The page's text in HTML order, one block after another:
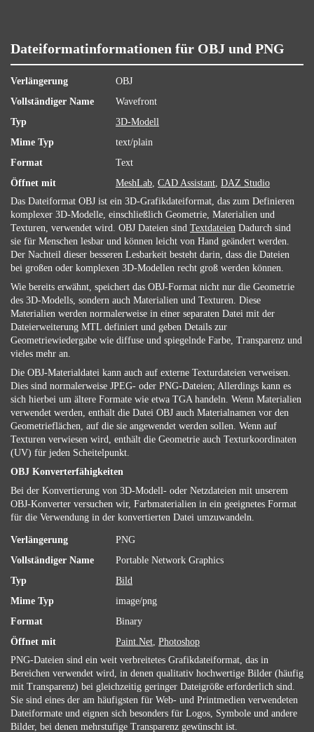
Dateiformatinformationen für OBJ und PNG
Verlängerung
OBJ
Vollständiger Name
Wavefront
Typ
3D-Modell
Mime Typ
text/plain
Format
Text
Öffnet mit
MeshLab, CAD Assistant, DAZ Studio
Das Dateiformat OBJ ist ein 3D-Grafikdateiformat, das zum Definieren
komplexer 3D-Modelle, einschließlich Geometrie, Materialien und
Texturen, verwendet wird. OBJ Dateien sind Textdateien Dadurch sind
sie für Menschen lesbar und können leicht von Hand geändert werden.
Der Nachteil dieser besseren Lesbarkeit besteht darin, dass die Dateien
bei großen oder komplexen 3D-Modellen recht groß werden können.
Wie bereits erwähnt, speichert das OBJ-Format nicht nur die Geometrie
des 3D-Modells, sondern auch Materialien und Texturen. Diese
Materialien werden normalerweise in einer separaten Datei mit der
Dateierweiterung MTL definiert und geben Details zur
Geometriewiedergabe wie diffuse und spiegelnde Farbe, Transparenz und
vieles mehr an.
Die OBJ-Materialdatei kann auch auf externe Texturdateien verweisen.
Dies sind normalerweise JPEG- oder PNG-Dateien; Allerdings kann es
sich hierbei um ältere Formate wie etwa TGA handeln. Wenn Materialien
verwendet werden, enthält die Datei OBJ auch Materialnamen vor den
Geometrieflächen, auf die sie angewendet werden sollen. Wenn auf
Texturen verwiesen wird, enthält die Geometrie auch Texturkoordinaten
(UV) für jeden Scheitelpunkt.
OBJ Konverterfähigkeiten
Bei der Konvertierung von 3D-Modell- oder Netzdateien mit unserem
OBJ-Konverter versuchen wir, Farbmaterialien in ein geeignetes Format
für die Verwendung in der konvertierten Datei umzuwandeln.
Verlängerung
PNG
Vollständiger Name
Portable Network Graphics
Typ
Bild
Mime Typ
image/png
Format
Binary
Öffnet mit
Paint.Net, Photoshop
PNG-Dateien sind ein weit verbreitetes Grafikdateiformat, das in
Bereichen verwendet wird, in denen qualitativ hochwertige Bilder (häufig
mit Transparenz) bei gleichzeitig geringer Dateigröße erforderlich sind.
Sie sind eines der am häufigsten für Web- und Printmedien verwendeten
Dateiformate und eignen sich besonders für Logos, Symbole und andere
Bilder, bei denen mehrstufige Transparenz gewünscht ist.